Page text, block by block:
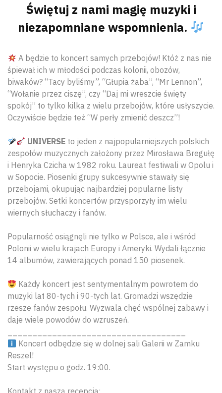
Świętuj z nami magię muzyki i
niezapomniane wspomnienia.
A będzie to koncert samych przebojów! Któż z nas nie
śpiewał ich w młodości podczas kolonii, obozów,
biwaków? “Tacy byliśmy”, “Głupia żaba”, “Mr Lennon”,
“Wołanie przez ciszę”, czy “Daj mi wreszcie święty
spokój” to tylko kilka z wielu przebojów, które usłyszycie.
Oczywiście będzie też “W perły zmienić deszcz”!
UNIVERSE to jeden z najpopularniejszych polskich
zespołów muzycznych założony przez Mirosława Bregułę
i Henryka Czicha w 1982 roku. Laureat festiwali w Opolu i
w Sopocie. Piosenki grupy sukcesywnie stawały się
przebojami, okupując najbardziej popularne listy
przebojów. Setki koncertów przysporzyły im wielu
wiernych słuchaczy i fanów.
Popularność osiągnęli nie tylko w Polsce, ale i wśród
Polonii w wielu krajach Europy i Ameryki. Wydali łącznie
14 albumów, zawierających ponad 150 piosenek.
Każdy koncert jest sentymentalnym powrotem do
muzyki lat 80-tych i 90-tych lat. Gromadzi wszędzie
rzesze fanów zespołu. Wyzwala chęć wspólnej zabawy i
daje wiele powodów do wzruszeń.
Koncert odbędzie się w dolnej sali Galerii w Zamku
Reszel!
Start występu o godz. 19:00.
Kontakt z naszą recepcją: